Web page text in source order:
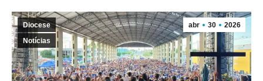
abr 30 2026
Diocese
Notícias